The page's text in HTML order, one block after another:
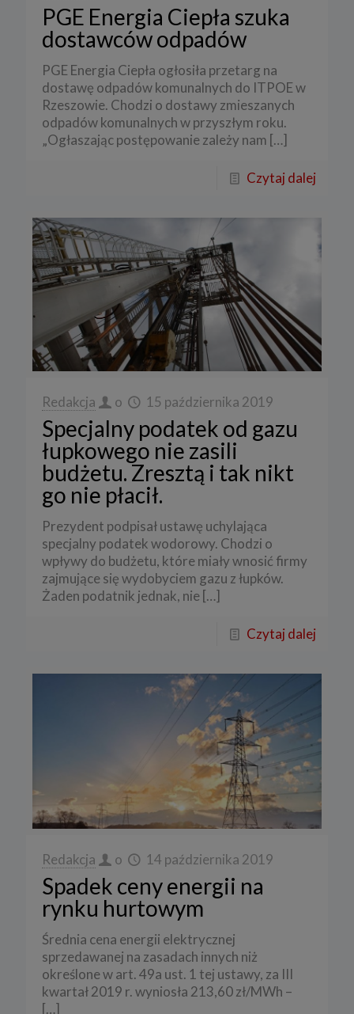
PGE Energia Ciepła szuka
dostawców odpadów
PGE Energia Ciepła ogłosiła przetarg na
dostawę odpadów komunalnych do ITPOE w
Rzeszowie. Chodzi o dostawy zmieszanych
odpadów komunalnych w przyszłym roku.
„Ogłaszając postępowanie zależy nam […]
Czytaj dalej
Redakcja o 15 października 2019
Specjalny podatek od gazu
łupkowego nie zasili
budżetu. Zresztą i tak nikt
go nie płacił.
Prezydent podpisał ustawę uchylająca
specjalny podatek wodorowy. Chodzi o
wpływy do budżetu, które miały wnosić firmy
zajmujące się wydobyciem gazu z łupków.
Żaden podatnik jednak, nie[…]
Czytaj dalej
Redakcja o 14 października 2019
Spadek ceny energii na
rynku hurtowym
Średnia cena energii elektrycznej
sprzedawanej na zasadach innych niż
określone w art. 49a ust. 1 tej ustawy, za III
kwartał 2019 r. wyniosła 213,60 zł/MWh –
[…]